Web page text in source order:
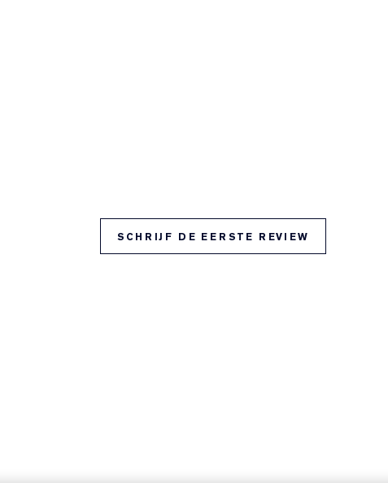
SCHRIJF DE EERSTE REVIEW